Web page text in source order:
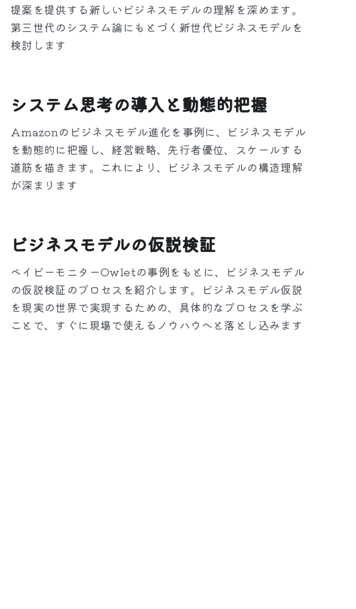
提案を提供する新しいビジネスモデルの理解を深めます。
第三世代のシステム論にもとづく新世代ビジネスモデルを
検討します
システム思考の導入と動態的把握
Amazonのビジネスモデル進化を事例に、ビジネスモデル
を動態的に把握し、経営戦略、先行者優位、スケールする
道筋を描きます。これにより、ビジネスモデルの構造理解
が深まります
ビジネスモデルの仮説検証
ベイビーモニターOwletの事例をもとに、ビジネスモデル
の仮説検証のプロセスを紹介します。ビジネスモデル仮説
を現実の世界で実現するための、具体的なプロセスを学ぶ
ことで、すぐに現場で使えるノウハウへと落とし込みます